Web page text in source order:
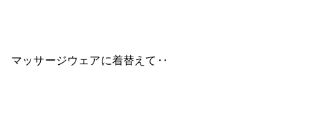
マッサージウェアに着替えて‥